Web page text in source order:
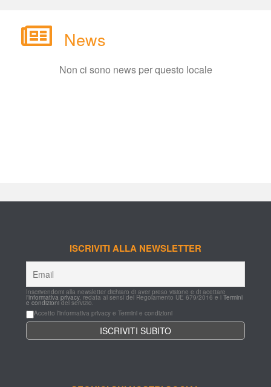
New
Non ci sono news per questo locale
ISCRIVITI ALLA NEWSLETTER
Inscrivendomi alla newsletter dichiaro di aver preso visione e di acettare
l'informativa privacy, redata ai sensi del Regolamento UE 679/2016 e i Termini
e condizioni del servizio.
Accetto l'informativa privacy e Termini e condizioni